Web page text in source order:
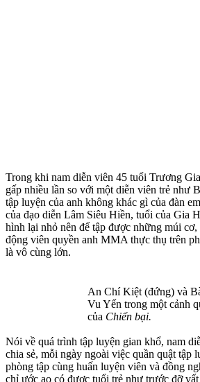
Trong khi nam diễn viên 45 tuổi Trương
gấp nhiều lần so với một diễn viên trẻ như
tập luyện của anh không khác gì của đàn
của đạo diễn Lâm Siêu Hiền, tuổi của Gia
hìn‌h lại nhỏ nên để tập được những múi
động viên quyền anh MMA thực thụ trên
là vô cùng lớn.
An Chí Kiệt (đứng) và
Vu Yến trong một cảnh
của Chiến bại.
Nói về quá trình tập luyện gian khổ, nam
chia sẻ, mỗi ngày ngoài việc quần quật tập
phòng tập cùng huấn luyện viên và đồng
chỉ ước ao có được tuổi trẻ như trước đỡ